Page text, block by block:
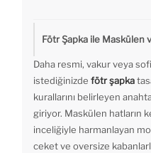
Fötr Şapka ile Maskülen
Daha resmi, vakur veya
istediğinizde fötr şapka
kurallarını belirleyen
giriyor. Maskülen hatların
inceliğiyle harmanlayan
ceket ve oversize